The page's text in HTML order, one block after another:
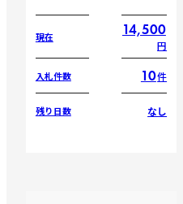
現在 14,500
円
入札件数 10件
残り日数 なし